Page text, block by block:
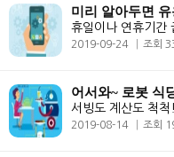
미리 알아두면
2019-09-24 조회
어서와~ 로봇 식
2019-08-14 조회